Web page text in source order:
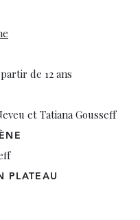
de 12 ans
et Tatiana Gousseff
PLATEAU